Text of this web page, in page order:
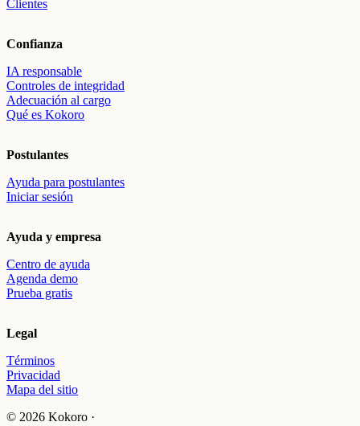
Clientes
Confianza
IA responsable
Controles de integridad
Adecuación al cargo
Qué es Kokoro
Postulantes
Ayuda para postulantes
Iniciar sesión
Ayuda y empresa
Centro de ayuda
Agenda demo
Prueba gratis
Legal
Términos
Privacidad
Mapa del sitio
© 2026 Kokoro ·